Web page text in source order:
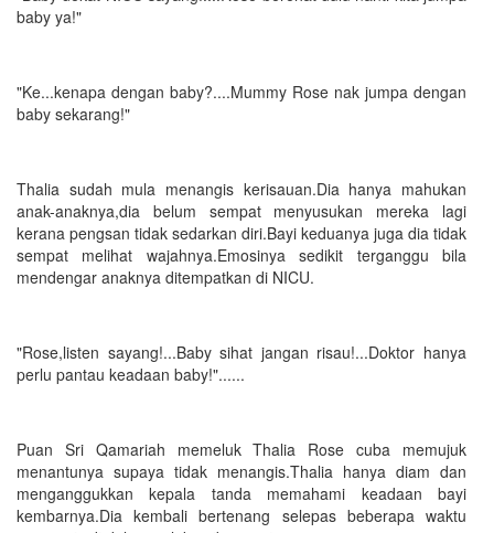
baby ya!"
"Ke...kenapa dengan baby?....Mummy Rose nak jumpa dengan
baby sekarang!"
Thalia sudah mula menangis kerisauan.Dia hanya mahukan
anak-anaknya,dia belum sempat menyusukan mereka lagi
kerana pengsan tidak sedarkan diri.Bayi keduanya juga dia tidak
sempat melihat wajahnya.Emosinya sedikit terganggu bila
mendengar anaknya ditempatkan di NICU.
"Rose,listen sayang!...Baby sihat jangan risau!...Doktor hanya
perlu pantau keadaan baby!"......
Puan Sri Qamariah memeluk Thalia Rose cuba memujuk
menantunya supaya tidak menangis.Thalia hanya diam dan
menganggukkan kepala tanda memahami keadaan bayi
kembarnya.Dia kembali bertenang selepas beberapa waktu